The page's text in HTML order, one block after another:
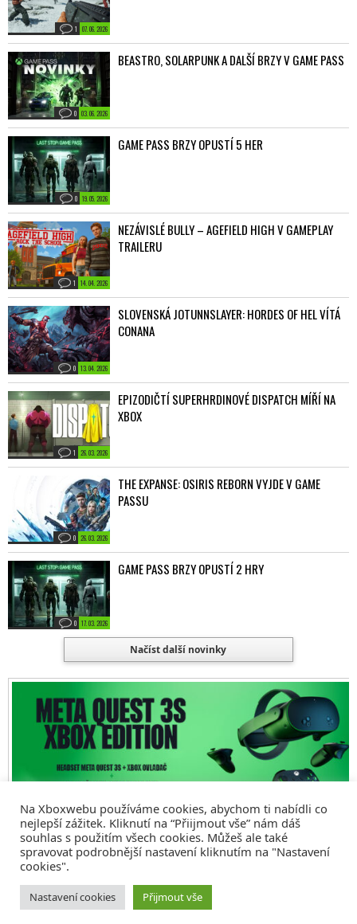
07. 06. 2026
1
03. 06. 2026
0
BEASTRO, SOLARPUNK A DALŠÍ BRZY V GAME PASS
19. 05. 2026
0
GAME PASS BRZY OPUSTÍ 5 HER
14. 04. 2026
1
NEZÁVISLÉ BULLY – AGEFIELD HIGH V GAMEPLAY
TRAILERU
13. 04. 2026
0
SLOVENSKÁ JOTUNNSLAYER: HORDES OF HEL VÍTÁ
CONANA
26. 03. 2026
1
EPIZODIČTÍ SUPERHRDINOVÉ DISPATCH MÍŘÍ NA
XBOX
26. 03. 2026
0
THE EXPANSE: OSIRIS REBORN VYJDE V GAME
PASSU
17. 03. 2026
0
GAME PASS BRZY OPUSTÍ 2 HRY
Načíst další novinky
Tvorba webů a sociální služby
Reklama – Inzerce –
Na Xboxwebu používáme cookies, abychom ti nabídli co
nejlepší zážitek. Kliknutí na “Přiijmout vše” nám dáš
souhlas s použitím všech cookies. Můžeš ale také
spravovat podrobnější nastavení kliknutím na "Nastavení
cookies".
Nastavení cookies Přijmout vše